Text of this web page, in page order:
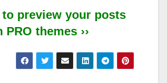
preview your posts
PRO themes ››